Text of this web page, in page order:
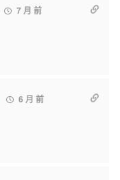
7 月 前
6 月 前